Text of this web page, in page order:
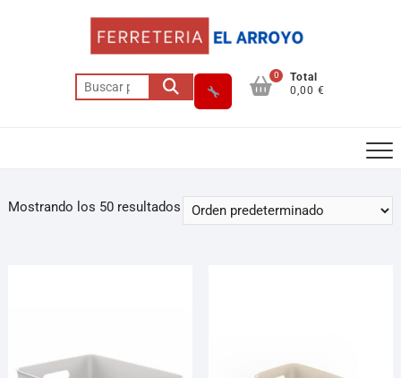
0
Total
0,00 €
Mostrando los 50 resultados